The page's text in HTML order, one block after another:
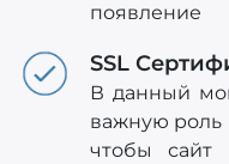
появление
SSL
В данный
важную роль
чтобы сайт